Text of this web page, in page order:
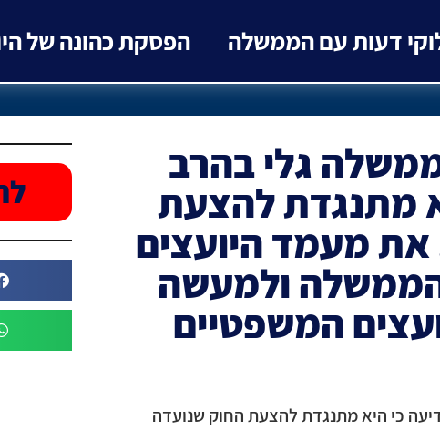
דעות עם הממשלה הפסקת כהונה של
גלי בהרב
מתנגדת להצעת
מעמד היועצים
ולמעשה
המשפטיים
כי היא מתנגדת להצעת החוק שנועדה